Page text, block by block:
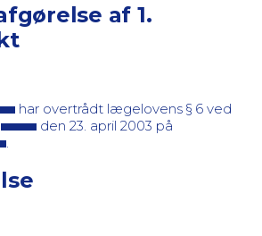
af 1.
har overtrådt lægelovens § 6 ved
den 23. april 2003 på